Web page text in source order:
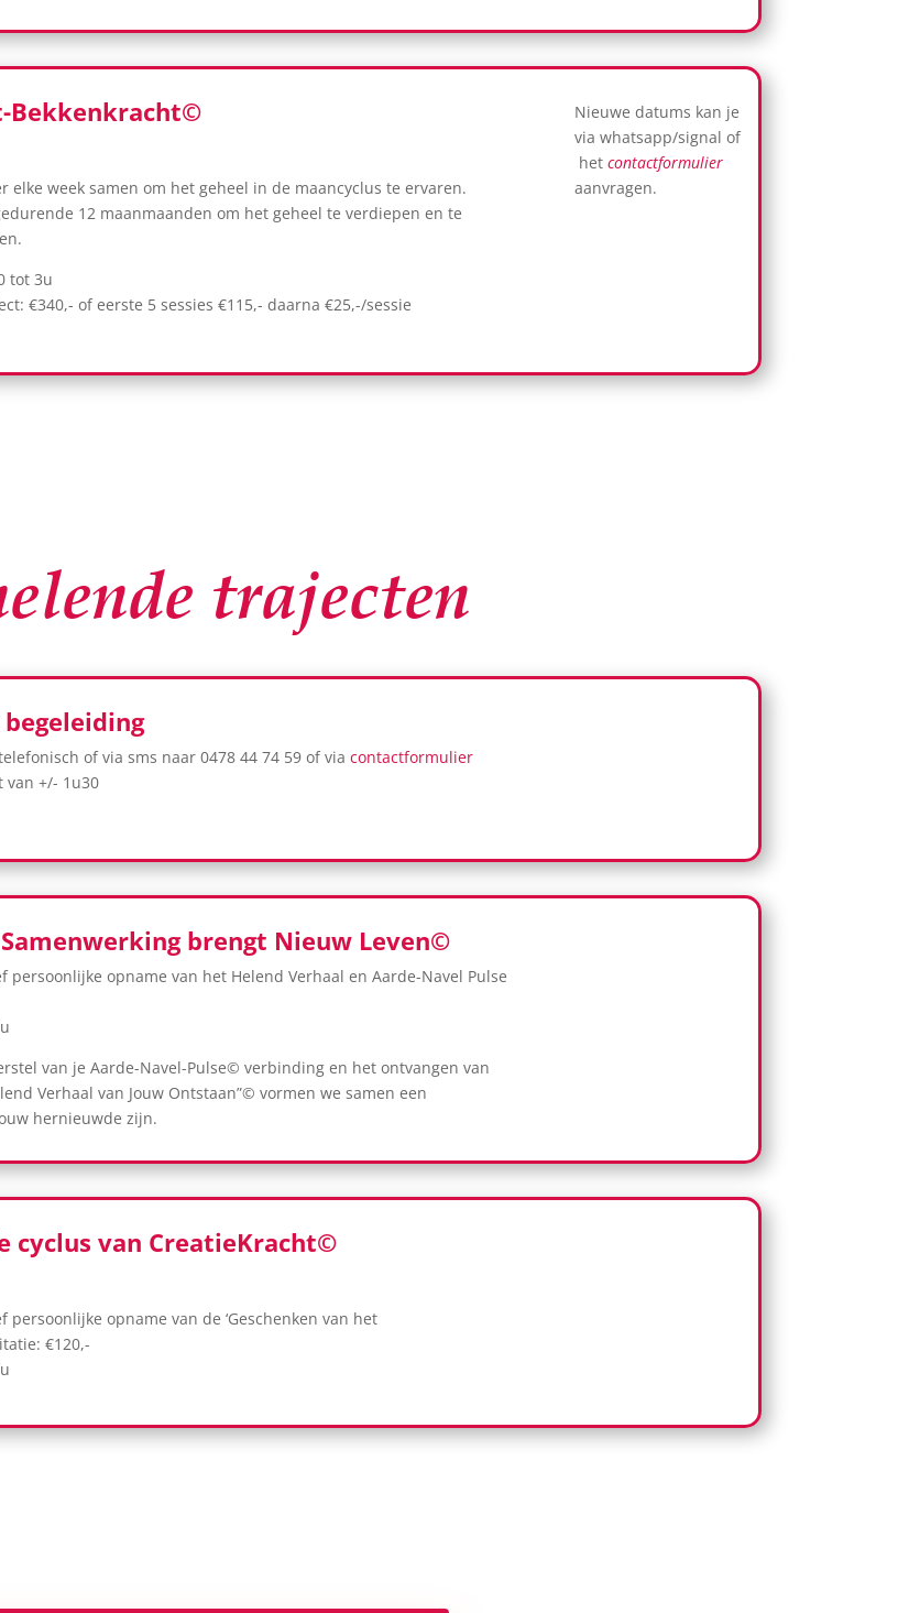
Bekkenkracht©
elke week samen om het geheel in de maancyclus te ervaren.
12 maanmaanden om het geheel te verdiepen en te
tot 3u
€340,- of eerste 5 sessies €115,- daarna €25,-/sessie
Nieuwe datums kan je
via whatsapp/signal of
het contactformulier
aanvragen.
trajecten
of via sms naar 0478 44 74 59 of via contactformulier
van +/- 1u30
brengt Nieuw Leven©
persoonlijke opname van het Helend Verhaal en Aarde-Navel Pulse
van je Aarde-Navel-Pulse© verbinding en het ontvangen van
Verhaal van Jouw Ontstaan”© vormen we samen een
hernieuwde zijn.
cyclus van CreatieKracht©
persoonlijke opname van de ‘Geschenken van het
€120,-